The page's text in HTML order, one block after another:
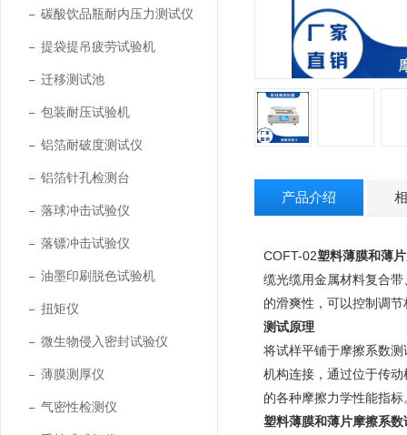
碳酸饮品瓶耐内压力测试仪
提袋提吊疲劳试验机
迁移测试池
包装耐压试验机
铝箔耐破度测试仪
铝箔针孔检测台
落球冲击试验仪
落镖冲击试验仪
油墨印刷脱色试验机
扭矩仪
微生物侵入密封试验仪
薄膜测厚仪
气密性检测仪
产品介绍
COFT-02塑料薄膜和薄
缆光缆用金属材料复合
的滑爽性，可以控制调
测试原理
将试样平铺于摩擦系数
机构连接，通过位于传
的各种摩擦力学性能指标
塑料薄膜和薄片摩擦系数